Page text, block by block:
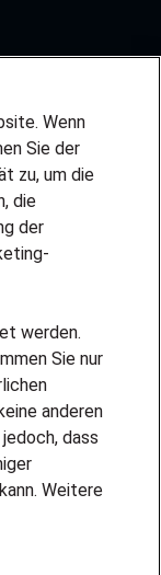
Wenn
Sie der
zu, um die
die
der
werden.
Sie nur
anderen
dass
Weitere